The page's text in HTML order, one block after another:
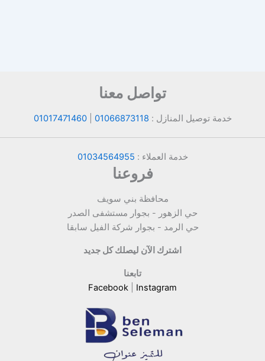
تواصل معنا
خدمة توصيل المنازل : 01066873118
|
01017471460
خدمة العملاء : 01034564955
فروعنا
محافظة بني سويف
حي الزهور - بجوار مستشفى الصدر
حي الرمد - بجوار شركة الفيل سابقا
اشترك الآن ليصلك كل جديد
تابعنا
Facebook
Instagram